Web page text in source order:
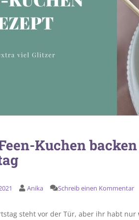
Kuchen
Anika Schreib einen Kommentar
steht vor der Tür, aber ihr habt nur